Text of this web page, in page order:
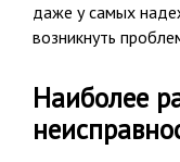
даже у самых
возникнуть
Наиболее